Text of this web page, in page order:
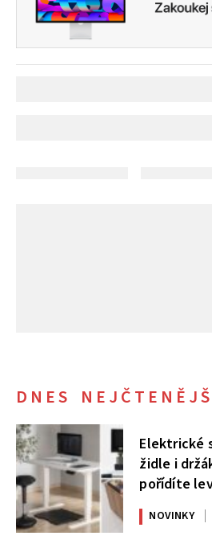
DNES
Elektrické
židle i
pořídíte
AlzaErgo
NOVINKY